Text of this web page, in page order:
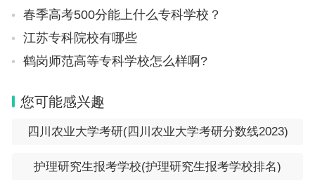
春季高考500分能上什么专科学校？
江苏专科院校有哪些
鹤岗师范高等专科学校怎么样啊?
您可能感兴趣
四川农业大学考研(四川农业大学考研分数线2023)
护理研究生报考学校(护理研究生报考学校排名)